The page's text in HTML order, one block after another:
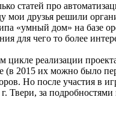
статей про
мои друзья решили
«умный дом» на базе
для чего то более
цикле реализации
(в 2015 их можно было
Но после участия в
Твери, за